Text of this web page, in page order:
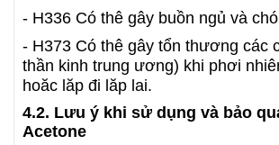
- H336 Có thê gây buồn ngủ và
- H373 Có thê gây tổn thương các
thần kinh trung ương) khi phơi
hoăc lăp đi lăp lai.
4.2. Lưu ý khi sử dụng và bảo
Acetone